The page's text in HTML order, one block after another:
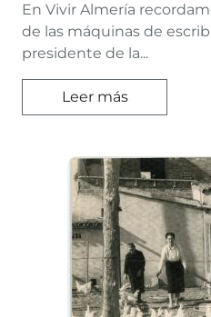
En Vivir Almería
de las máquinas de
presidente de la...
Leer más